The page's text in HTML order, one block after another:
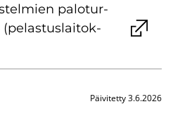
pa­lo­tur­
(pe­las­tus­lai­tok­
Päivitetty 3.6.2026